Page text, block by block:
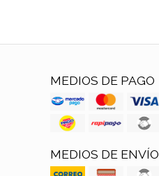
MEDIOS DE PAGO
MEDIOS DE ENVÍO